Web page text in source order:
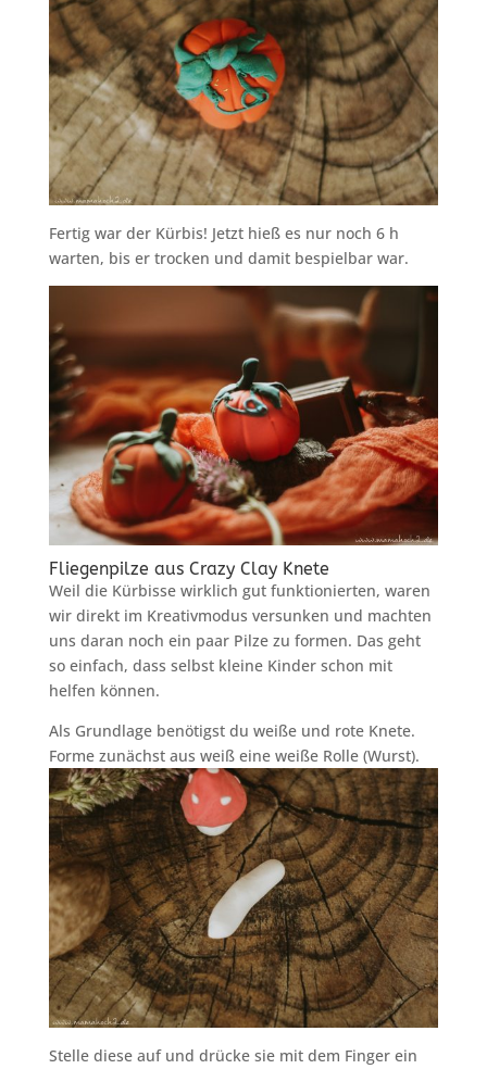
Fertig war der Kürbis! Jetzt hieß es nur noch 6 h
warten, bis er trocken und damit bespielbar war.
Fliegenpilze aus Crazy Clay Knete
Weil die Kürbisse wirklich gut funktionierten, waren
wir direkt im Kreativmodus versunken und machten
uns daran noch ein paar Pilze zu formen. Das geht
so einfach, dass selbst kleine Kinder schon mit
helfen können.
Als Grundlage benötigst du weiße und rote Knete.
Forme zunächst aus weiß eine weiße Rolle (Wurst).
Stelle diese auf und drücke sie mit dem Finger ein